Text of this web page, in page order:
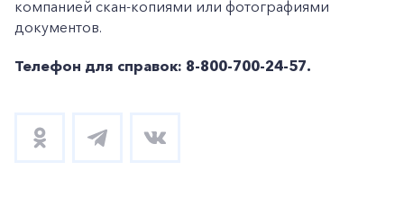
компанией скан-копиями или фотографиями
документов.
Телефон для справок: 8-800-700-24-57.